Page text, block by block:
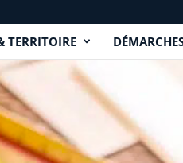
TERRITOIRE